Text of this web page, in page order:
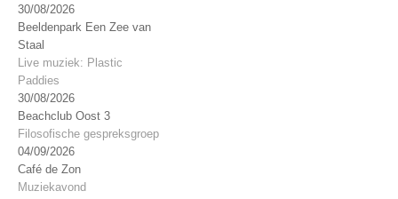
30/08/2026
Beeldenpark Een Zee van
Staal
Live muziek: Plastic
Paddies
30/08/2026
Beachclub Oost 3
Filosofische gespreksgroep
04/09/2026
Café de Zon
Muziekavond